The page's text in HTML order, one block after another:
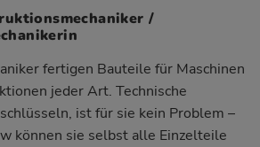
/
fertigen Bauteile für Maschinen
jeder Art. Technische
ist für sie kein Problem –
können sie selbst alle Einzelteile